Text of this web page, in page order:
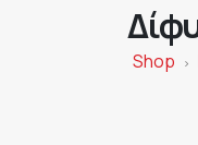
Shop >